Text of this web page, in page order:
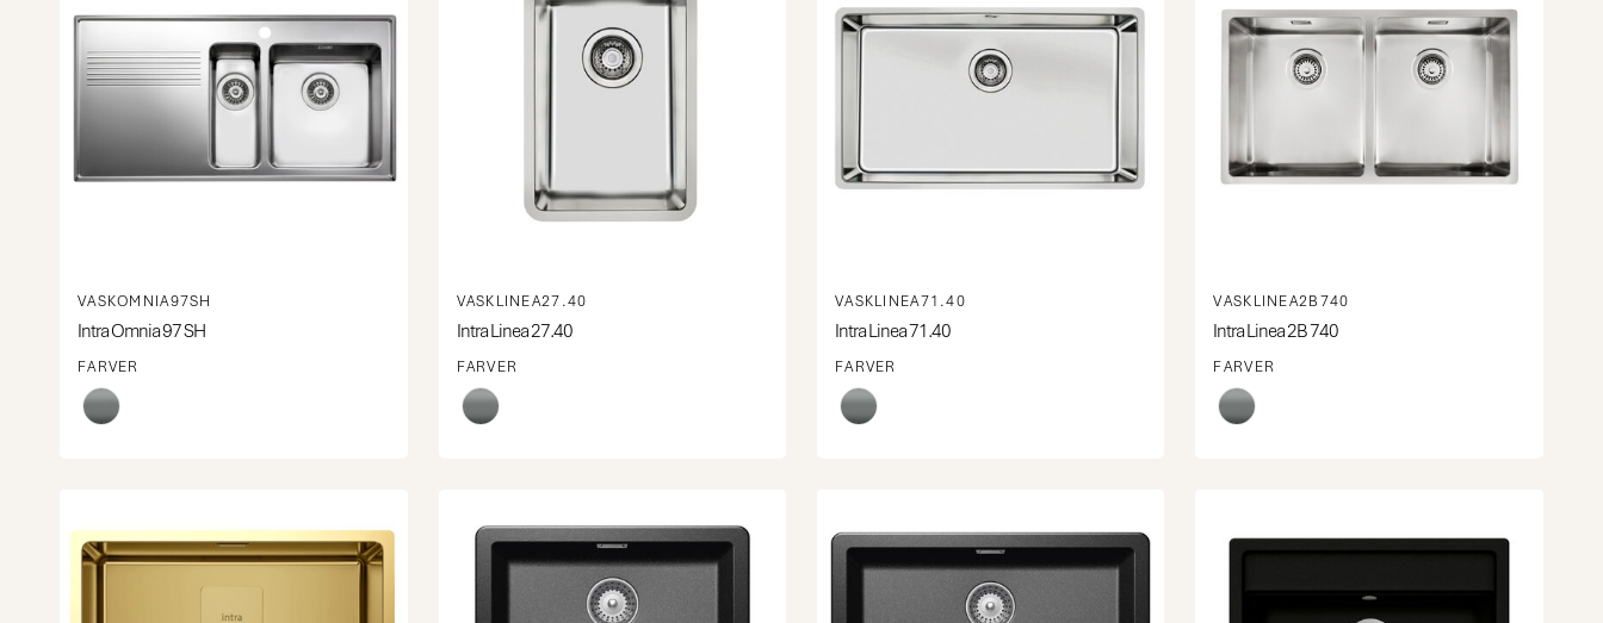
VASKOMNIA97SH
Intra Omnia 97 SH
FARVER
VASKLINEA27.40
Intra Linea 27.40
FARVER
VASKLINEA71.40
Intra Linea 71.40
FARVER
VASKLINEA2B740
Intra Linea 2B 740
FARVER